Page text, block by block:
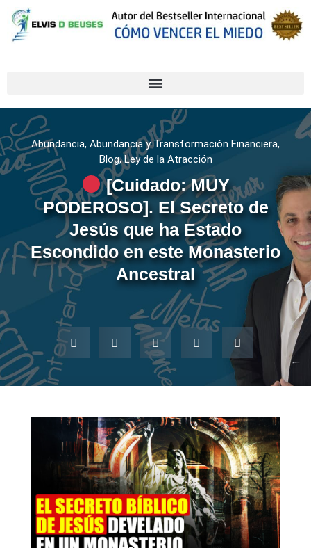
Abundancia, Abundancia y Transformación Financiera,
Blog,Ley de la Atracción
[Cuidado: MUY
PODEROSO]. El Secreto de
Jesús que ha Estado
Escondido en este Monasterio
Ancestral